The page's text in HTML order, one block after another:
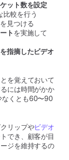
ット数を設定
比較を行う
見つける
ト を実施して
指摘したビデオ
を覚えておいて
には時間がかか
なくとも60〜90
リップやビデオ
でき、顧客が目
ジを維持するの